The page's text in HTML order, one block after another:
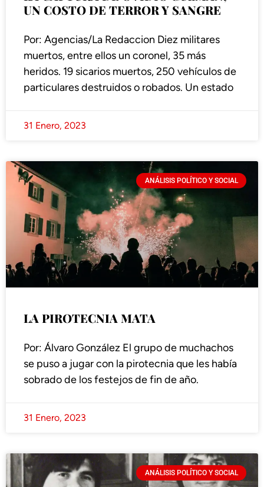
UN COSTO DE TERROR Y SANGRE
Por: Agencias/La Redaccion Diez militares
muertos, entre ellos un coronel, 35 más
heridos. 19 sicarios muertos, 250 vehículos de
particulares destruidos o robados. Un estado
31 Enero, 2023
ANÁLISIS POLÍTICO Y SOCIAL
LA PIROTECNIA MATA
Por: Álvaro González El grupo de muchachos
se puso a jugar con la pirotecnia que les había
sobrado de los festejos de fin de año.
31 Enero, 2023
ANÁLISIS POLÍTICO Y SOCIAL